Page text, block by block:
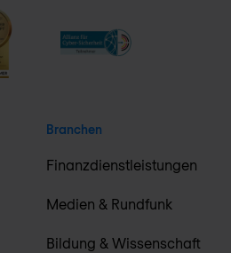
Branchen
Finanzdienstleistungen
Medien & Rundfunk
Bildung & Wissenschaft